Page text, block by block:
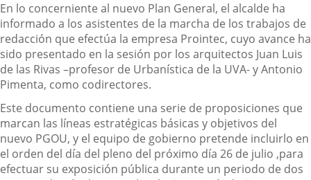
En lo concerniente al nuevo Plan General, el alcalde ha
informado a los asistentes de la marcha de los trabajos de
redacción que efectúa la empresa Prointec, cuyo avance ha
sido presentado en la sesión por los arquitectos Juan Luis
de las Rivas –profesor de Urbanística de la UVA- y Antonio
Pimenta, como codirectores.
Este documento contiene una serie de proposiciones que
marcan las líneas estratégicas básicas y objetivos del
nuevo PGOU, y el equipo de gobierno pretende incluirlo en
el orden del día del pleno del próximo día 26 de julio ,para
efectuar su exposición pública durante un periodo de dos